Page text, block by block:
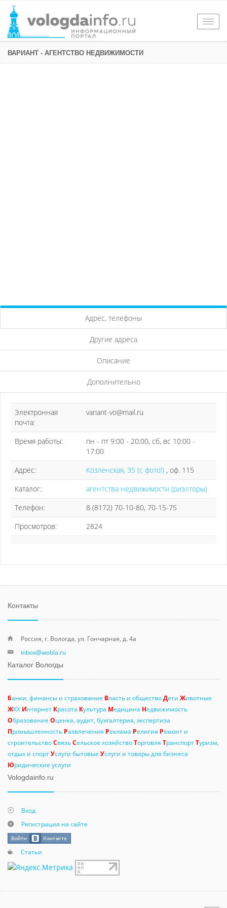
ВАРИАНТ - АГЕНТСТВО НЕДВИЖИМОСТИ
Адрес, телефоны
Другие адреса
Описание
Дополнительно
Электронная
почта:
variant-vo@mail.ru
Время работы:
пн - пт 9:00 - 20:00, сб, вс 10:00 -
17:00
Адрес:
Козленская, 35 (с фото!) , оф. 115
Каталог:
агентства недвижимости (риэлторы)
Телефон:
8 (8172) 70-10-80, 70-15-75
Просмотров:
2824
Контакты
Россия, г. Вологда, ул. Гончарная, д. 4а
inbox@wobla.ru
Каталог Вологды
Банки, финансы и страхование Власть и обществоДети Животные
ЖКХ Интернет Красота Культура Медицина Недвижимость
Образование Оценка, аудит, бухгалтерия, экспертиза
Промышленность Развлечения Реклама Религия Ремонт и
строительствоСвязьСельское хозяйствоТорговля ТранспортТуризм,
отдых и спортУслуги бытовые Услуги и товары для бизнеса
Юридические услуги
Vologdainfo.ru
Вход
Регистрация на сайте
Статьи